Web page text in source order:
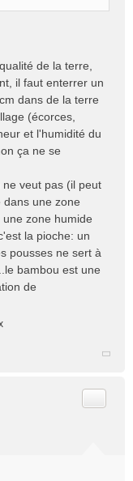
de la terre,
il faut enterrer un
dans de la terre
(écorces,
et l'humidité du
ça ne se
veut pas (il peut
une zone
zone humide
la pioche: un
pousses ne sert à
bambou est une
de